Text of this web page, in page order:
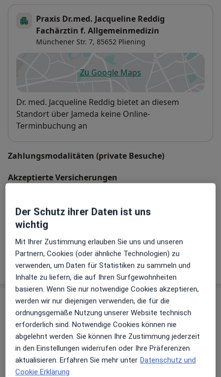
Praxis Dr.med. Jacqueline Reddig
Fachärztin f. Allgemeinmedizin
Münchener Str. 7, 85652 Pliening
Zu Google Mapsöffnet in einer neuen
Verfügbarkeit
Dr. med. Jacqueline Reddig bietet an diesem
Standort über Jameda keine Online-
Terminbuchung an
Zahlungsmodalitäten (private Besuche)
Akzeptierte Versicherungen
Telefonnummer
08121...Telefonnummer anzeigen
08121 2...
Telefonnummer anzeigen
Mehr Details anzeigen
über die Adresse
Erfahrungen
Bewerten
18 Bewertungen
Der Schutz ihrer Daten ist uns
wichtig
Mit Ihrer Zustimmung erlauben Sie uns und unseren
Partnern, Cookies (oder ähnliche Technologien) zu
verwenden, um Daten für Statistiken zu sammeln und
Inhalte zu liefern, die auf Ihren Surfgewohnheiten
basieren. Wenn Sie nur notwendige Cookies akzeptieren,
werden wir nur diejenigen verwenden, die für die
ordnungsgemäße Nutzung unserer Website technisch
erforderlich sind. Notwendige Cookies können nie
abgelehnt werden. Sie können Ihre Zustimmung jederzeit
in den Einstellungen widerrufen oder Ihre Präferenzen
aktualisieren. Erfahren Sie mehr unter Datenschutz und
Cookie Erklärung